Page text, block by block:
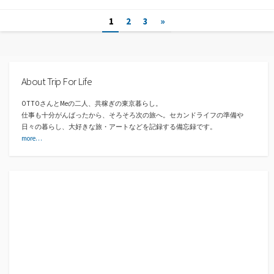
1 2 3 »
About Trip For Life
OTTOさんとMeの二人、共稼ぎの東京暮らし。
仕事も十分がんばったから、そろそろ次の旅へ。セカンドライフの準備や
日々の暮らし、大好きな旅・アートなどを記録する備忘録です。
more…